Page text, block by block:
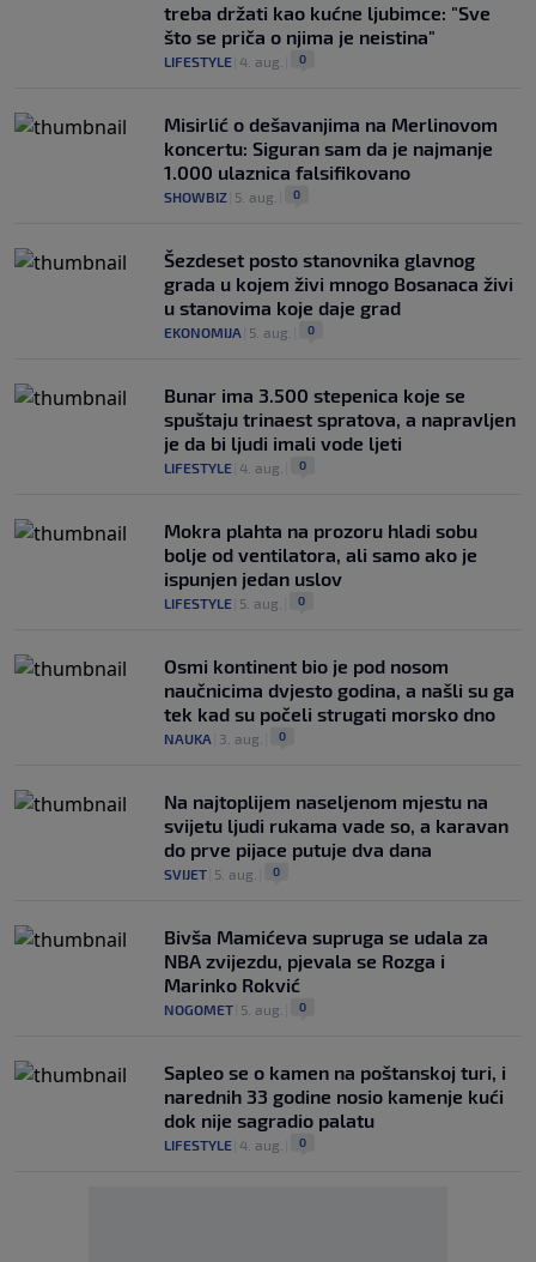
treba držati kao kućne ljubimce: "Sve
što se priča o njima je neistina"
LIFESTYLE 4. aug. 0
Misirlić o dešavanjima na Merlinovom
koncertu: Siguran sam da je najmanje
1.000 ulaznica falsifikovano
SHOWBIZ 5. aug. 0
Šezdeset posto stanovnika glavnog
grada u kojem živi mnogo Bosanaca živi
u stanovima koje daje grad
EKONOMIJA 5. aug. 0
Bunar imа 3.500 stepenica koje se
spuštaju trinaest spratova, a napravljen
je da bi ljudi imali vode ljeti
LIFESTYLE 4. aug. 0
Mokra plahta na prozoru hladi sobu
bolje od ventilatora, ali samo ako je
ispunjen jedan uslov
LIFESTYLE 5. aug. 0
Osmi kontinent bio je pod nosom
naučnicima dvjesto godina, a našli su ga
tek kad su počeli strugati morsko dno
NAUKA 3. aug. 0
Na najtoplijem naseljenom mjestu na
svijetu ljudi rukama vade so, a karavan
do prve pijace putuje dva dana
SVIJET 5. aug. 0
Bivša Mamićeva supruga se udala za
NBA zvijezdu, pjevala se Rozga i
Marinko Rokvić
NOGOMET 5. aug. 0
Saplео se o kamen na poštanskoj turi, i
narednih 33 godine nosio kamenje kući
dok nije sagradio palatu
LIFESTYLE 4. aug. 0